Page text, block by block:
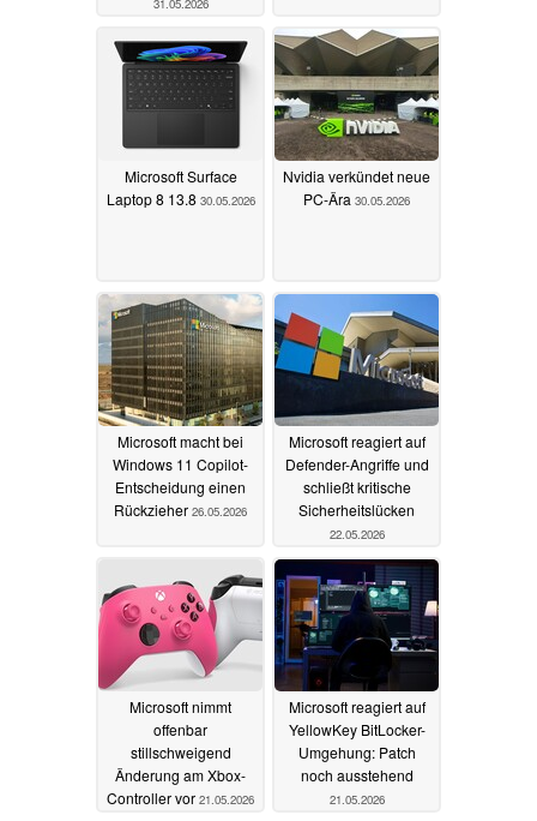
Microsoft Surface
Laptop 8 13.8 30.05.2026
Nvidia verkündet neue
PC-Ära 30.05.2026
Microsoft macht bei
Windows 11 Copilot-
Entscheidung einen
Rückzieher 26.05.2026
Microsoft reagiert auf
Defender-Angriffe und
schließt kritische
Sicherheitslücken
22.05.2026
Microsoft nimmt
offenbar
stillschweigend
Änderung am Xbox-
Controller vor 21.05.2026
Microsoft reagiert auf
YellowKey BitLocker-
Umgehung: Patch
noch ausstehend
21.05.2026